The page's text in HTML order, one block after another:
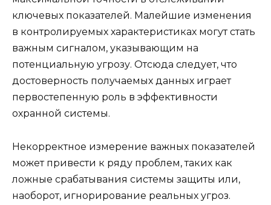
ключевых показателей. Малейшие изменения
в контролируемых характеристиках могут стать
важным сигналом, указывающим на
потенциальную угрозу. Отсюда следует, что
достоверность получаемых данных играет
первостепенную роль в эффективности
охранной системы.
Некорректное измерение важных показателей
может привести к ряду проблем, таких как
ложные срабатывания системы защиты или,
наоборот, игнорирование реальных угроз.